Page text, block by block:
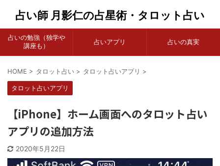
占い師 月影仁の占星術・タロット占い
占いの勉強（独学や
講座も）
占いアプリ 占いの真実
HOME > タロット占い > タロット占いアプリ >
タロット占いアプリ
【iPhone】ホーム画面へのタロット占い
アプリの追加方法
2020年5月22日